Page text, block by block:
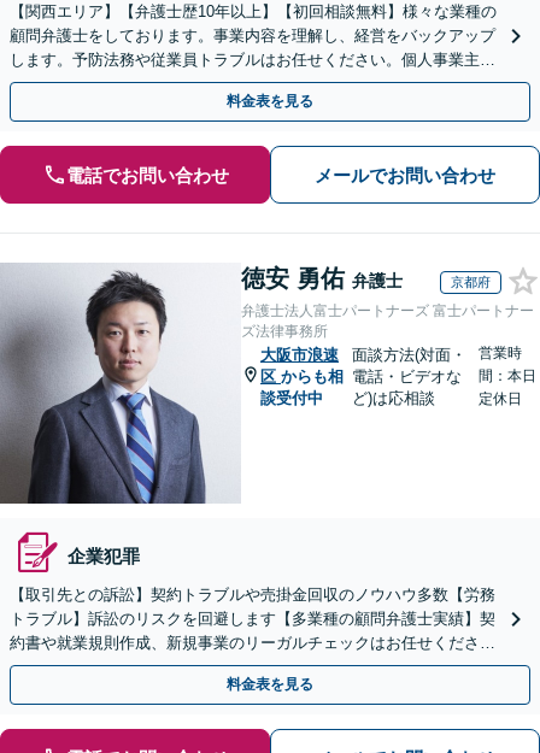
【関西エリア】【弁護士歴10年以上】【初回相談無料】様々な業種の
顧問弁護士をしております。事業内容を理解し、経営をバックアップ
します。予防法務や従業員トラブルはお任せください。個人事業主か
らのご相談も可【休日・夜間相談可】
料金表を見る
電話でお問い合わせ メールでお問い合わせ
徳安 勇佑 弁護士 京都府
弁護士法人富士パートナーズ 富士パートナー
ズ法律事務所
大阪市浪速
区 からも相
談受付中
面談方法(対面・
電話・ビデオな
ど)は応相談
営業時
間：本日
定休日
企業犯罪
【取引先との訴訟】契約トラブルや売掛金回収のノウハウ多数【労務
トラブル】訴訟のリスクを回避します【多業種の顧問弁護士実績】契
約書や就業規則作成、新規事業のリーガルチェックはお任せくださ
い。単発のご依頼OK。
料金表を見る